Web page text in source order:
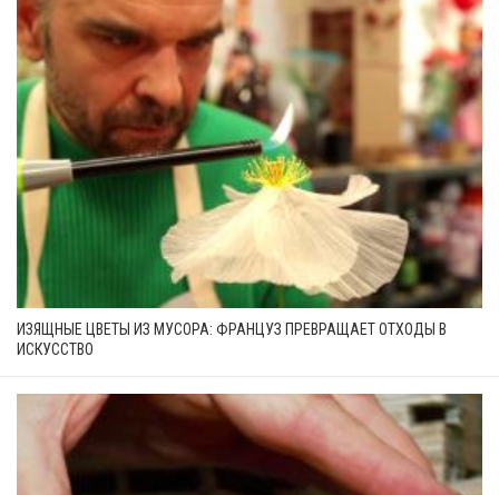
ИЗЯЩНЫЕ ЦВЕТЫ ИЗ МУСОРА: ФРАНЦУЗ ПРЕВРАЩАЕТ ОТХОДЫ В
ИСКУССТВО